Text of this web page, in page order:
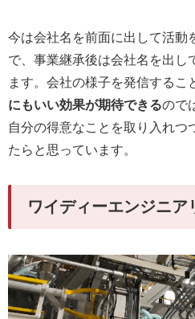
今は会社名を前面に出して活動
で、事業継承後は会社名を出し
ます。会社の様子を発信するこ
にもいい効果が期待できるので
自分の得意なことを取り入れつ
たらと思っています。
ワイディーエンジニア